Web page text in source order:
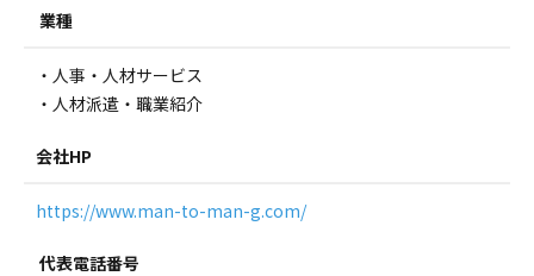
業種
・人事・人材サービス
・人材派遣・職業紹介
会社HP
https://www.man-to-man-g.com/
代表電話番号